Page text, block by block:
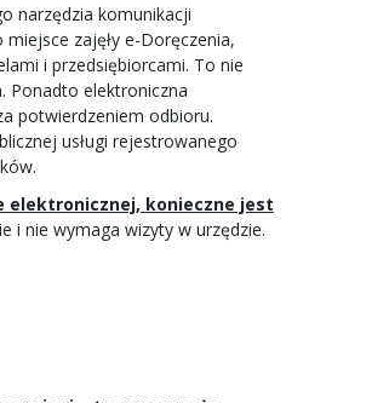
narzędzia komunikacji
zajęły e-Doręczenia,
i przedsiębiorcami. To nie
Ponadto elektroniczna
potwierdzeniem odbioru.
usługi rejestrowanego
elektronicznej, konieczne jest
i nie wymaga wizyty w urzędzie.